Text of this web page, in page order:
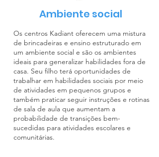
Ambiente social
Os centros Kadiant oferecem uma mistura
de brincadeiras e ensino estruturado em
um ambiente social e são os ambientes
ideais para generalizar habilidades fora de
casa. Seu filho terá oportunidades de
trabalhar em habilidades sociais por meio
de atividades em pequenos grupos e
também praticar seguir instruções e rotinas
de sala de aula que aumentam a
probabilidade de transições bem-
sucedidas para atividades escolares e
comunitárias.